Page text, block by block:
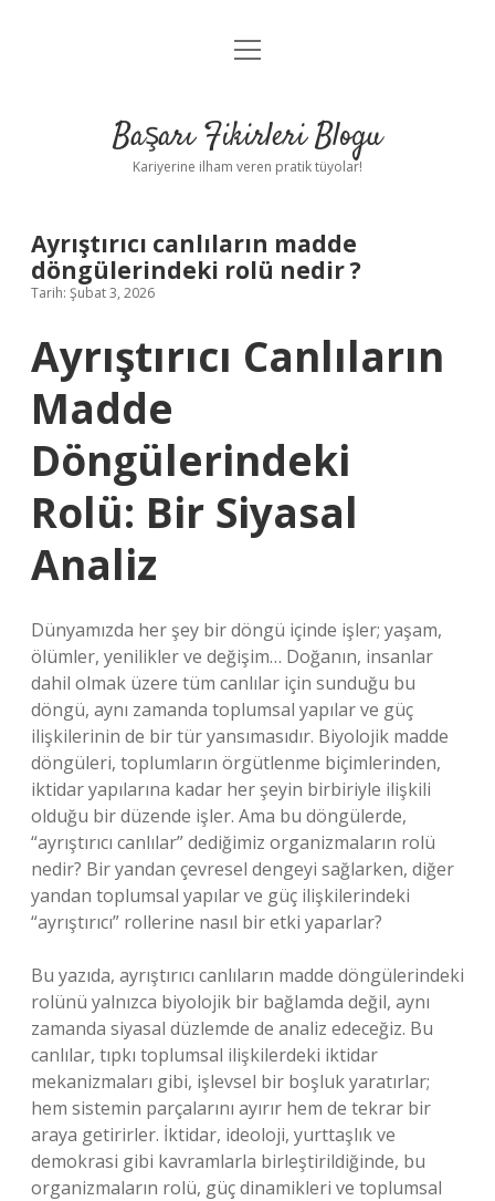
Anasayfa
Yasal Uyarı
menüyü
Başarı Fikirleri Blogu
Kariyerine ilham veren pratik tüyolar!
Ayrıştırıcı canlıların madde
döngülerindeki rolü nedir ?
Tarih: Şubat 3, 2026
Ayrıştırıcı Canlıların
Madde
Döngülerindeki
Rolü: Bir Siyasal
Analiz
Dünyamızda her şey bir döngü içinde işler; yaşam,
ölümler, yenilikler ve değişim… Doğanın, insanlar
dahil olmak üzere tüm canlılar için sunduğu bu
döngü, aynı zamanda toplumsal yapılar ve güç
ilişkilerinin de bir tür yansımasıdır. Biyolojik madde
döngüleri, toplumların örgütlenme biçimlerinden,
iktidar yapılarına kadar her şeyin birbiriyle ilişkili
olduğu bir düzende işler. Ama bu döngülerde,
“ayrıştırıcı canlılar” dediğimiz organizmaların rolü
nedir? Bir yandan çevresel dengeyi sağlarken, diğer
yandan toplumsal yapılar ve güç ilişkilerindeki
“ayrıştırıcı” rollerine nasıl bir etki yaparlar?
Bu yazıda, ayrıştırıcı canlıların madde döngülerindeki
rolünü yalnızca biyolojik bir bağlamda değil, aynı
zamanda siyasal düzlemde de analiz edeceğiz. Bu
canlılar, tıpkı toplumsal ilişkilerdeki iktidar
mekanizmaları gibi, işlevsel bir boşluk yaratırlar;
hem sistemin parçalarını ayırır hem de tekrar bir
araya getirirler. İktidar, ideoloji, yurttaşlık ve
demokrasi gibi kavramlarla birleştirildiğinde, bu
organizmaların rolü, güç dinamikleri ve toplumsal